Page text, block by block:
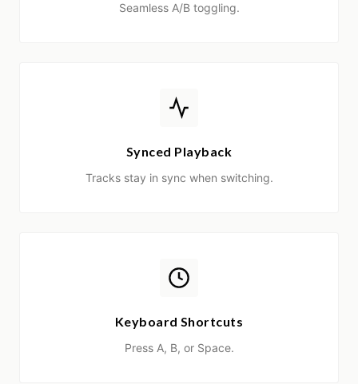
Seamless A/B toggling.
Synced Playback
Tracks stay in sync when switching.
Keyboard Shortcuts
Press A, B, or Space.